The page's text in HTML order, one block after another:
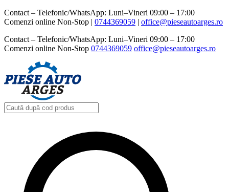
Contact – Telefonic/WhatsApp: Luni–Vineri 09:00 – 17:00
Comenzi online Non-Stop | 0744369059‬ | office@pieseautoarges.ro
Contact – Telefonic/WhatsApp: Luni–Vineri 09:00 – 17:00
Comenzi online Non-Stop 0744369059‬ office@pieseautoarges.ro